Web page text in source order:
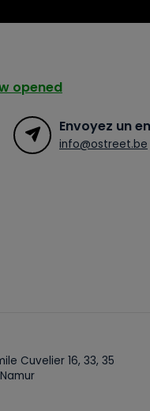
opened
Envoyez un
info@ostreet.be
Cuvelier 16, 33, 35